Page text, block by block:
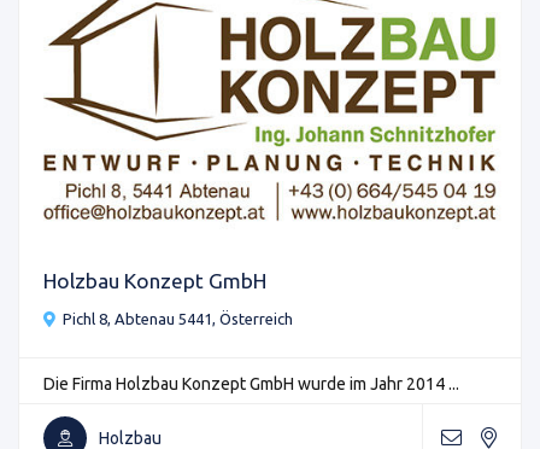
Holzbau Konzept GmbH
Pichl 8, Abtenau 5441, Österreich
Die Firma Holzbau Konzept GmbH wurde im Jahr 2014 ...
Holzbau